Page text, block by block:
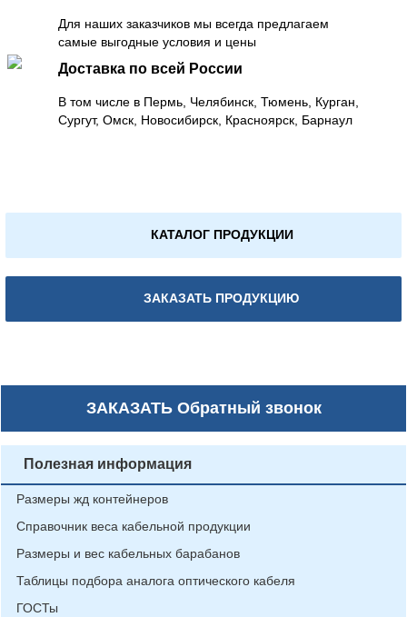
Для наших заказчиков мы всегда предлагаем
самые выгодные условия и цены
Доставка по всей России
В том числе в Пермь, Челябинск, Тюмень, Курган,
Сургут, Омск, Новосибирск, Красноярск, Барнаул
КАТАЛОГ ПРОДУКЦИИ
ЗАКАЗАТЬ ПРОДУКЦИЮ
ЗАКАЗАТЬОбратный звонок
Полезная информация
Размеры жд контейнеров
Справочник веса кабельной продукции
Размеры и вес кабельных барабанов
Таблицы подбора аналога оптического кабеля
ГОСТы